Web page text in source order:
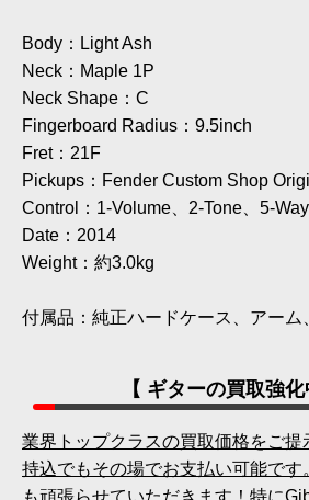
Body：Light Ash
Neck：Maple 1P
Neck Shape：C
Fingerboard Radius：9.5inch
Fret：21F
Pickups：Fender Custom Shop
Control：1-Volume、2-Tone、5-
Date：2014
Weight：約3.0kg
付属品：純正ハードケース、アーム
【 ギターの買取強化
業界トップクラスの買取価格をご提
持込でもその場でお支払い可能です